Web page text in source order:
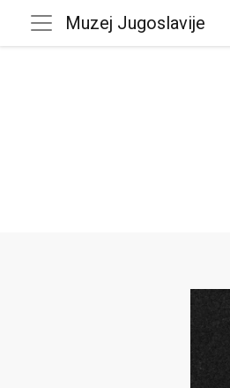
Muzej Jugoslavije